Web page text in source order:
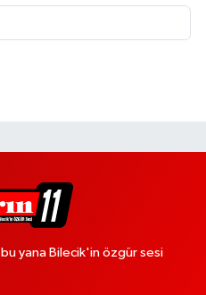
yana Bilecik'in özgür sesi